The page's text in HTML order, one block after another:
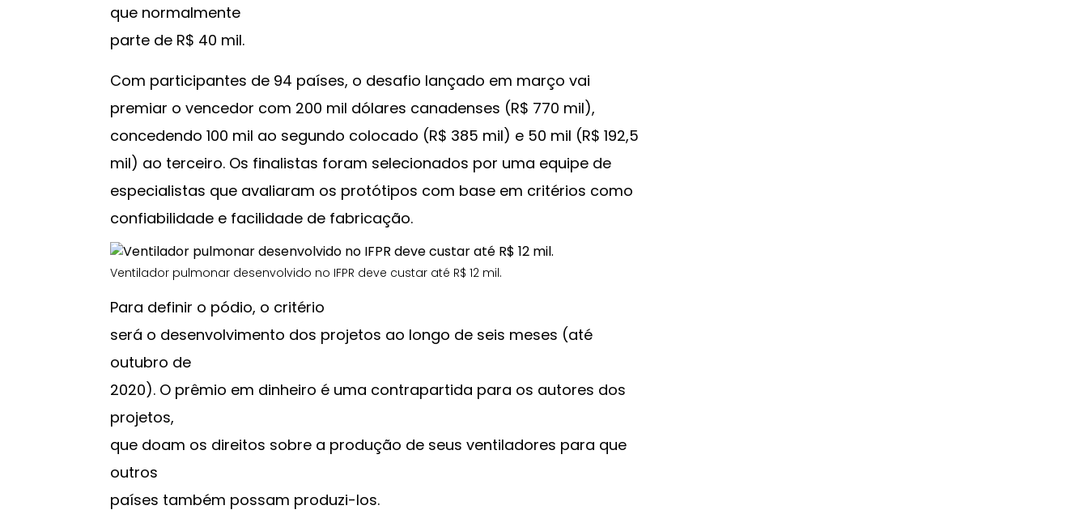
que normalmente
parte de R$ 40 mil.
Com participantes de 94 países, o desafio lançado em março vai
premiar o vencedor com 200 mil dólares canadenses (R$ 770 mil),
concedendo 100 mil ao segundo colocado (R$ 385 mil) e 50 mil (R$ 192,5
mil) ao terceiro. Os finalistas foram selecionados por uma equipe de
especialistas que avaliaram os protótipos com base em critérios como
confiabilidade e facilidade de fabricação.
Ventilador pulmonar desenvolvido no IFPR deve custar até R$ 12 mil.
Para definir o pódio, o critério
será o desenvolvimento dos projetos ao longo de seis meses (até
outubro de
2020). O prêmio em dinheiro é uma contrapartida para os autores dos
projetos,
que doam os direitos sobre a produção de seus ventiladores para que
outros
países também possam produzi-los.